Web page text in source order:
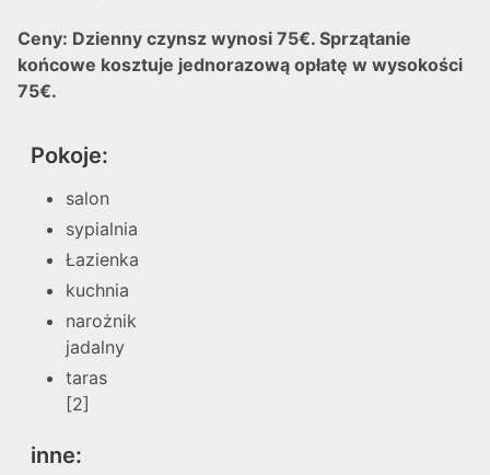
Ceny: Dzienny czynsz wynosi 75€. Sprzątanie
końcowe kosztuje jednorazową opłatę w wysokości
75€.
Pokoje:
salon
sypialnia
Łazienka
kuchnia
narożnik
jadalny
taras
[2]
inne: